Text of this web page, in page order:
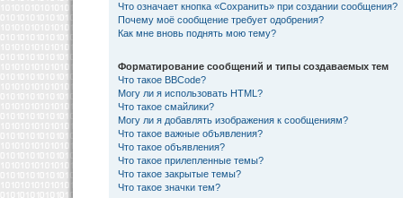
Что означает кнопка «Сохранить» при создании сообщения?
Почему моё сообщение требует одобрения?
Как мне вновь поднять мою тему?
Форматирование сообщений и типы создаваемых тем
Что такое BBCode?
Могу ли я использовать HTML?
Что такое смайлики?
Могу ли я добавлять изображения к сообщениям?
Что такое важные объявления?
Что такое объявления?
Что такое прилепленные темы?
Что такое закрытые темы?
Что такое значки тем?